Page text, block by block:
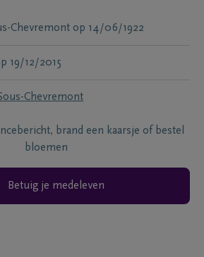
Chevremont op 14/06/1922
19/12/2015
Chevremont
brand een kaarsje of bestel
bloemen
Betuig je medeleven